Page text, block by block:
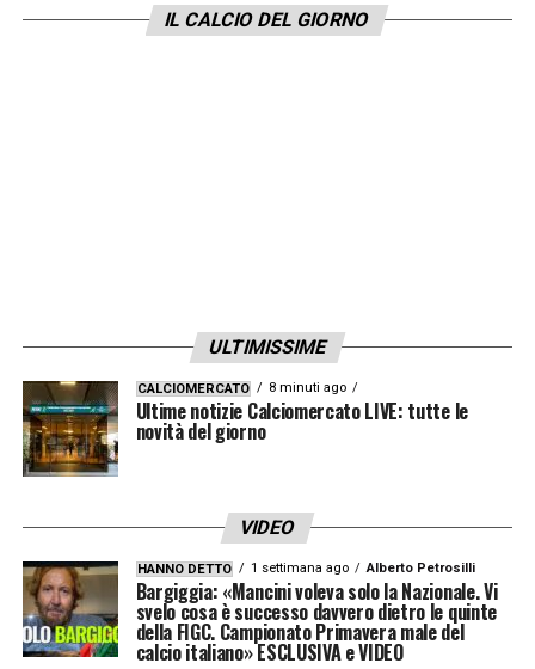
obbligato a partire con lo schifo che
IL CALCIO DEL GIORNO
ULTIMISSIME
CALCIOMERCATO 8 minuti ago
Ultime notizie Calciomercato LIVE: tutte le
novità del giorno
VIDEO
HANNO DETTO 1 settimana ago Alberto Petrosilli
Bargiggia: «Mancini voleva solo la Nazionale. Vi
svelo cosa è successo davvero dietro le quinte
della FIGC. Campionato Primavera male del
calcio italiano» ESCLUSIVA e VIDEO